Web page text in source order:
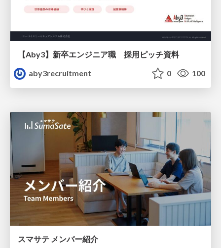
【Aby3】新卒エンジニア職 採用ピッチ資料
aby3recruitment
0 100
スマサテ メンバー紹介